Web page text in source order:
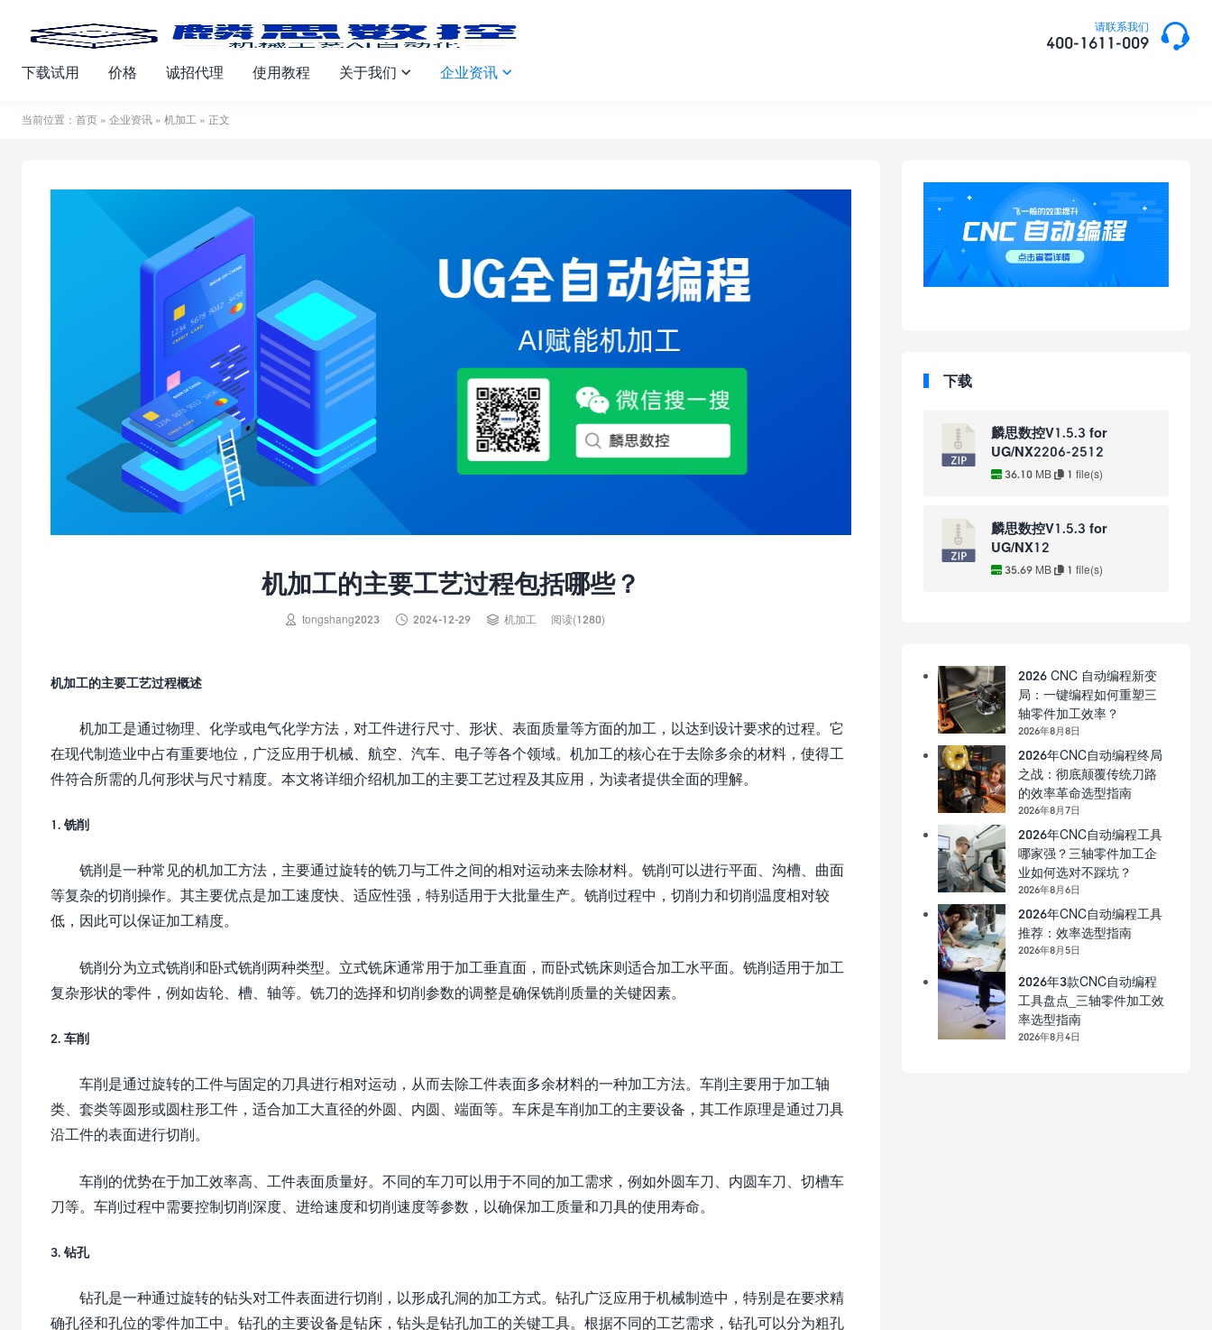
请联系我们
400-1611-009 
下载试用 价格 诚招代理 使用教程 关于我们  企业资讯 
当前位置： 首页 » 企业资讯 » 机加工 » 正文
机加工的主要工艺过程包括哪些？
 tongshang2023  2024-12-29  机加工 阅读(1280)
机加工的主要工艺过程概述
机加工是通过物理、化学或电气化学方法，对工件进行尺寸、形状、表面质量等方面的加工，以达到设计要求的过程。它
在现代制造业中占有重要地位，广泛应用于机械、航空、汽车、电子等各个领域。机加工的核心在于去除多余的材料，使得工
件符合所需的几何形状与尺寸精度。本文将详细介绍机加工的主要工艺过程及其应用，为读者提供全面的理解。
1. 铣削
铣削是一种常见的机加工方法，主要通过旋转的铣刀与工件之间的相对运动来去除材料。铣削可以进行平面、沟槽、曲面
等复杂的切削操作。其主要优点是加工速度快、适应性强，特别适用于大批量生产。铣削过程中，切削力和切削温度相对较
低，因此可以保证加工精度。
铣削分为立式铣削和卧式铣削两种类型。立式铣床通常用于加工垂直面，而卧式铣床则适合加工水平面。铣削适用于加工
复杂形状的零件，例如齿轮、槽、轴等。铣刀的选择和切削参数的调整是确保铣削质量的关键因素。
2. 车削
车削是通过旋转的工件与固定的刀具进行相对运动，从而去除工件表面多余材料的一种加工方法。车削主要用于加工轴
类、套类等圆形或圆柱形工件，适合加工大直径的外圆、内圆、端面等。车床是车削加工的主要设备，其工作原理是通过刀具
沿工件的表面进行切削。
车削的优势在于加工效率高、工件表面质量好。不同的车刀可以用于不同的加工需求，例如外圆车刀、内圆车刀、切槽车
刀等。车削过程中需要控制切削深度、进给速度和切削速度等参数，以确保加工质量和刀具的使用寿命。
3. 钻孔
钻孔是一种通过旋转的钻头对工件表面进行切削，以形成孔洞的加工方式。钻孔广泛应用于机械制造中，特别是在要求精
确孔径和孔位的零件加工中。钻孔的主要设备是钻床，钻头是钻孔加工的关键工具。根据不同的工艺需求，钻孔可以分为粗孔
下载
麟思数控V1.5.3 for
UG/NX2206-2512
36.10 MB 1 file(s)
麟思数控V1.5.3 for
UG/NX12
35.69 MB 1 file(s)
2026 CNC 自动编程新变
局：一键编程如何重塑三
轴零件加工效率？
2026年8月8日
2026年CNC自动编程终局
之战：彻底颠覆传统刀路
的效率革命选型指南
2026年8月7日
2026年CNC自动编程工具
哪家强？三轴零件加工企
业如何选对不踩坑？
2026年8月6日
2026年CNC自动编程工具
推荐：效率选型指南
2026年8月5日
2026年3款CNC自动编程
工具盘点_三轴零件加工效
率选型指南
2026年8月4日